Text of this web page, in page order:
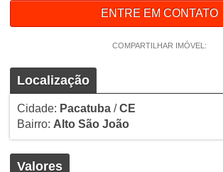
ENTRE EM CONTATO
COMPARTILHAR IMÓVEL:
Localização
Cidade: Pacatuba/CE
Bairro: Alto São João
Valores